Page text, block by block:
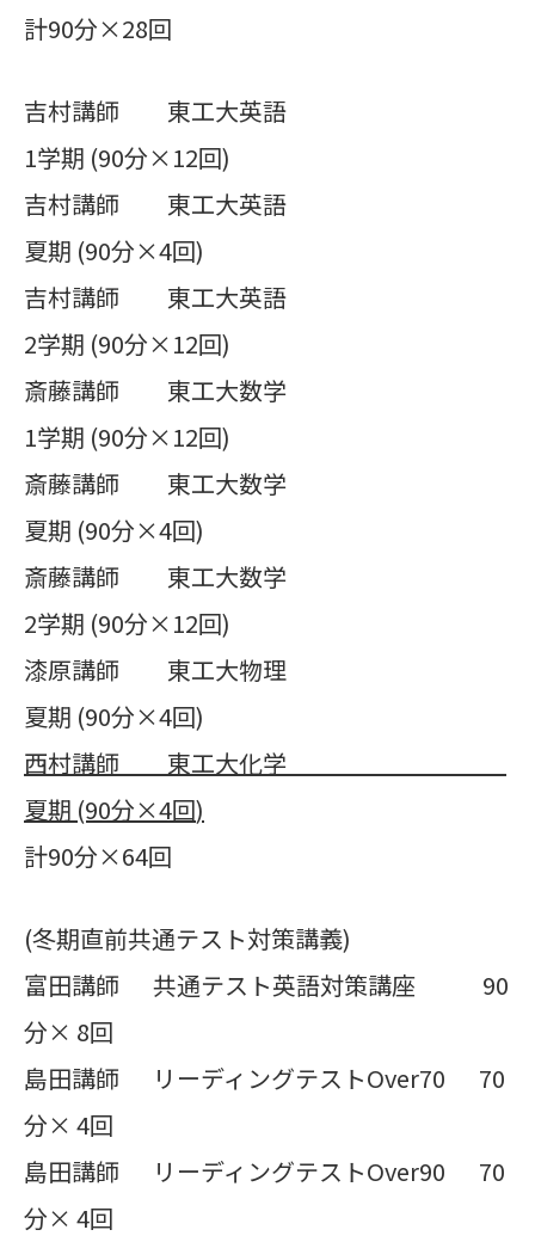
計90分×28回
吉村講師 東工大英語
1学期 (90分×12回)
吉村講師 東工大英語
夏期 (90分×4回)
吉村講師 東工大英語
2学期 (90分×12回)
斎藤講師 東工大数学
1学期 (90分×12回)
斎藤講師 東工大数学
夏期 (90分×4回)
斎藤講師 東工大数学
2学期 (90分×12回)
漆原講師 東工大物理
夏期 (90分×4回)
西村講師 東工大化学
夏期 (90分×4回)
計90分×64回
(冬期直前共通テスト対策講義)
富田講師 共通テスト英語対策講座 90
分× 8回
島田講師 リーディングテストOver70 70
分× 4回
島田講師 リーディングテストOver90 70
分× 4回